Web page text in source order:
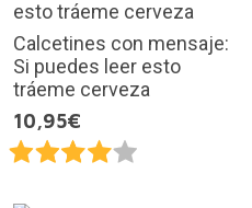
Calcetines con mensaje:
Si puedes leer esto
tráeme cerveza
10,95€